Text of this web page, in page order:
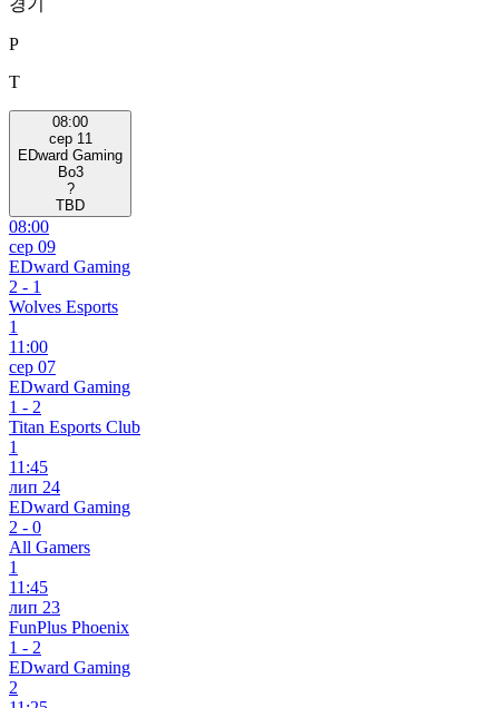
P
T
08:00
сер 11
EDward Gaming
Bo3
?
TBD
08:00
сер 09
EDward Gaming
2 - 1
Wolves Esports
1
11:00
сер 07
EDward Gaming
1 - 2
Titan Esports Club
1
11:45
лип 24
EDward Gaming
2 - 0
All Gamers
1
11:45
лип 23
FunPlus Phoenix
1 - 2
EDward Gaming
2